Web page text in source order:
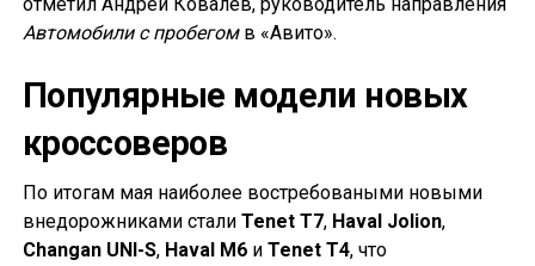
Автомобили с пробегомв «Авито».
Популярные модели новых
кроссоверов
По итогам мая наиболее востребоваными новыми
внедорожниками стали Tenet T7, Haval Jolion,
Changan UNI-S, Haval M6и Tenet T4, что